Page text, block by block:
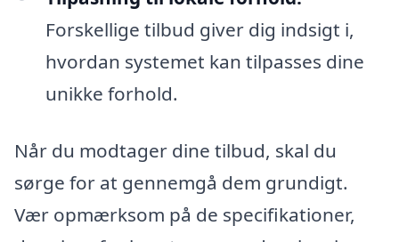
Forskellige tilbud giver dig indsigt i,
hvordan systemet kan tilpasses dine
unikke forhold.
Når du modtager dine tilbud, skal du
sørge for at gennemgå dem grundigt.
Vær opmærksom på de specifikationer,